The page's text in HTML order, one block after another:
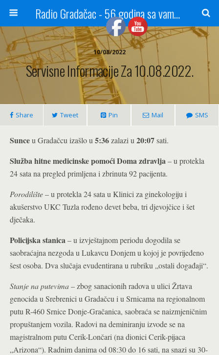
Radio Gradačac - 56 godina sa vama...
10/08/2022
Servisne Informacije Za 10.08.2022.
Share Tweet Pin Mail SMS
Sunceu Gradačcu izašlo u 5:36zalazi u 20:07sati.
Služba hitne medicinske pomoći Doma zdravlja– u protekla
24 sata na pregled primljena i zbrinuta 92 pacijenta.
Porodilište– u protekla 24 sata u Klinici za ginekologiju i
akušerstvo UKC Tuzla rođeno devet beba, tri djevojčice i šet
dječaka.
Policijska stanica– u izvještajnom periodu dogodila se
saobraćajna nezgoda u Lukavcu Donjem u kojoj je povrijeđeno
šest osoba. Dva slučaja evudentirana u rubriku „ostali događaji“.
Stanje na putevima– zbog sanacionih radova u ulici Žrtava
genocida u Srebrenici u Gradačcu i u Srnicama na regionalnom
putu R-460 Srnice Donje-Gračanica, saobraća se naizmjeničnim
propuštanjem vozila. Radovi na deminiranju izvode se na
magistralnom putu Cerik-Lončari (na dionici Cerik-pijaca
„Arizona“). Radnim danima od 08:30 do 16 sati, na snazi su 30-